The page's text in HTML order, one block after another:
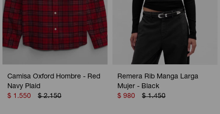
Camisa Oxford Hombre - Red
Navy Plaid
$ 1.550 $ 2.150
Remera Rib Manga Larga
Mujer - Black
$ 980 $ 1.450
Shorts
Vestidos y polleras
Pijamas
Calzas
Shorts
Ropa interior
Polos
Ropa interior
Pijamas
Sets